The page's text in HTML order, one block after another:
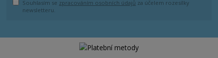
Souhlasím se zpracováním osobních údajů za účelem rozesílky
newsletteru.